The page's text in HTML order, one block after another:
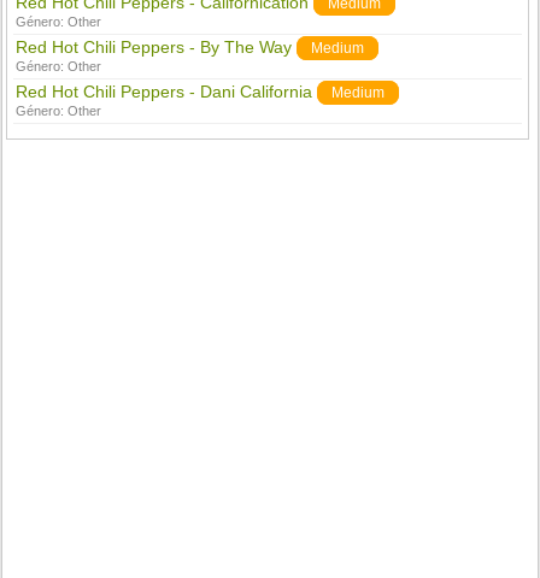
Medium
Género:Other
Red Hot Chili Peppers - By The Way Medium
Género:Other
Red Hot Chili Peppers - Dani California Medium
Género:Other